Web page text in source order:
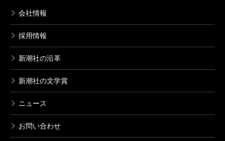
会社情報
採用情報
新潮社の沿革
新潮社の文学賞
ニュース
お問い合わせ